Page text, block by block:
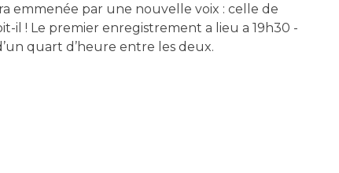
emmenée par une nouvelle voix : celle de
il ! Le premier enregistrement a lieu a 19h30 -
quart d’heure entre les deux.